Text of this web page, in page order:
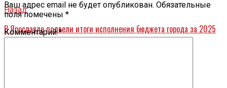
Назад
В Ярославле подвели итоги исполнения бюджета города за 2025
год
Ваш адрес email не будет опубликован. Обязательные
поля помечены *
Комментарий*